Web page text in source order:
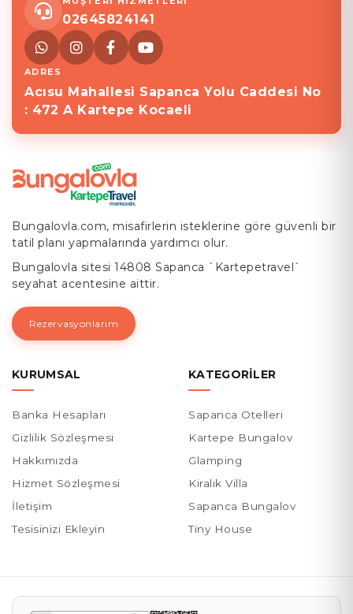
02645824141
ADRES
Acısu Mahallesi Sapanca Yolu Caddesi No
: 472 A Kartepe Kocaeli
Bungalovla.com, misafirlerin isteklerine göre güvenli bir
tatil planı yapmalarında yardımcı olur.
Bungalovla sitesi 14808 Sapanca `Kartepetravel`
seyahat acentesine aittir.
Rezervasyonlarım
KURUMSAL
Banka Hesapları
Gizlilik Sözleşmesi
Hakkımızda
Hizmet Sözleşmesi
İletişim
Tesisinizi Ekleyin
KATEGORILER
Sapanca Otelleri
Kartepe Bungalov
Glamping
Kiralık Villa
Sapanca Bungalov
Tiny House